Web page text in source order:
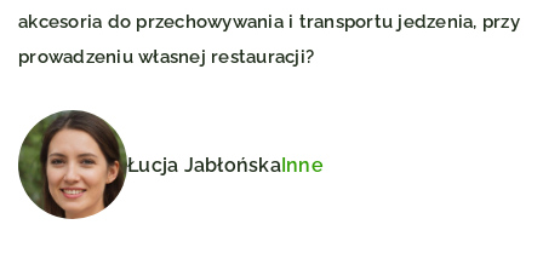
akcesoria do przechowywania i transportu jedzenia, przy
prowadzeniu własnej restauracji?
Łucja JabłońskaInne